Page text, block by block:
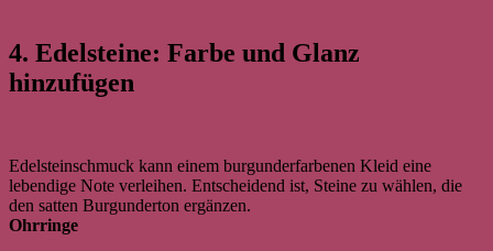
4. Edelsteine: Farbe und Glanz
hinzufügen
Edelsteinschmuck kann einem burgunderfarbenen Kleid eine
lebendige Note verleihen. Entscheidend ist, Steine ​​zu wählen, die
den satten Burgunderton ergänzen.
Ohrringe